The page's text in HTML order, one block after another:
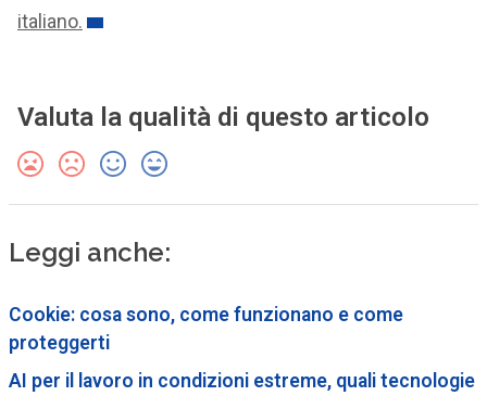
italiano.
Valuta la qualità di questo articolo
Leggi anche:
Cookie: cosa sono, come funzionano e come
proteggerti
AI per il lavoro in condizioni estreme, quali tecnologie